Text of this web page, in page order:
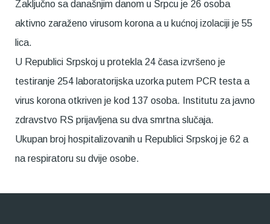
Zaključno sa današnjim danom u Srpcu je 26 osoba
aktivno zaraženo virusom korona a u kućnoj izolaciji je 55
lica.
U Republici Srpskoj u protekla 24 časa izvršeno je
testiranje 254 laboratorijska uzorka putem PCR testa a
virus korona otkriven je kod 137 osoba. Institutu za javno
zdravstvo RS prijavljena su dva smrtna slučaja.
Ukupan broj hospitalizovanih u Republici Srpskoj je 62 a
na respiratoru su dvije osobe.